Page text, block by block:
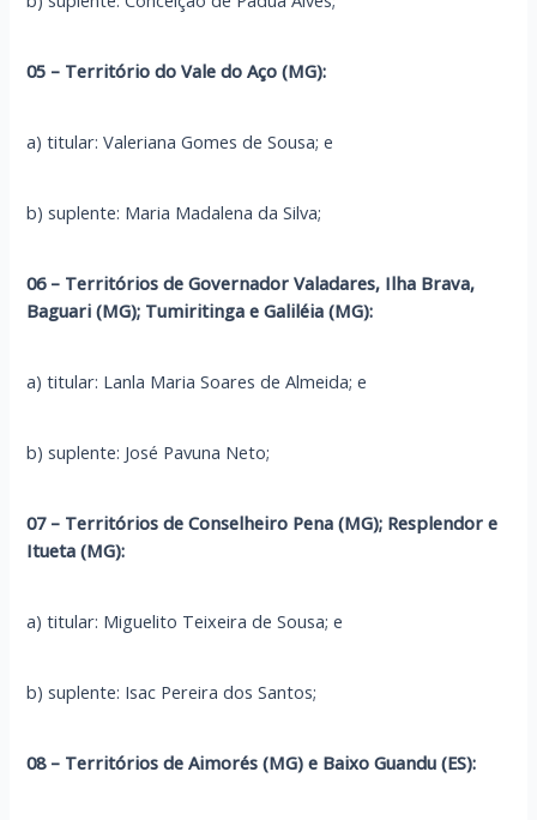
05 – Território do Vale do Aço (MG):
a) titular: Valeriana Gomes de Sousa; e
b) suplente: Maria Madalena da Silva;
06 – Territórios de Governador Valadares, Ilha Brava,
Baguari (MG); Tumiritinga e Galiléia (MG):
a) titular: Lanla Maria Soares de Almeida; e
b) suplente: José Pavuna Neto;
07 – Territórios de Conselheiro Pena (MG); Resplendor e
Itueta (MG):
a) titular: Miguelito Teixeira de Sousa; e
b) suplente: Isac Pereira dos Santos;
08 – Territórios de Aimorés (MG) e Baixo Guandu (ES):